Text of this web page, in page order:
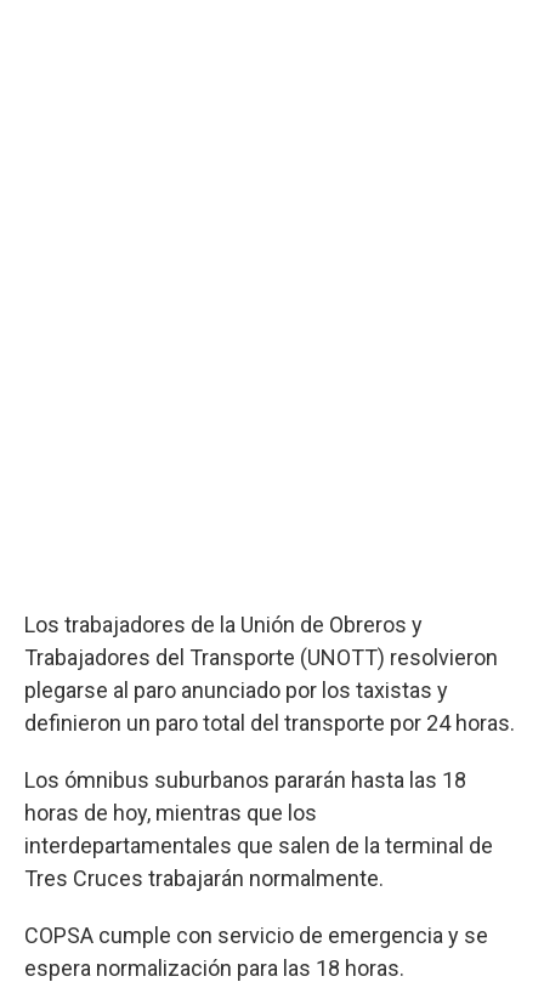
Los trabajadores de la Unión de Obreros y
Trabajadores del Transporte (UNOTT) resolvieron
plegarse al paro anunciado por los taxistas y
definieron un paro total del transporte por 24 horas.
Los ómnibus suburbanos pararán hasta las 18
horas de hoy, mientras que los
interdepartamentales que salen de la terminal de
Tres Cruces trabajarán normalmente.
COPSA cumple con servicio de emergencia y se
espera normalización para las 18 horas.